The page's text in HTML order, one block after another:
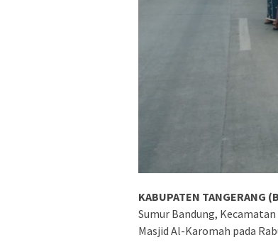
KABUPATEN TANGERANG
Sumur Bandung,
Masjid Al-Karomah pada